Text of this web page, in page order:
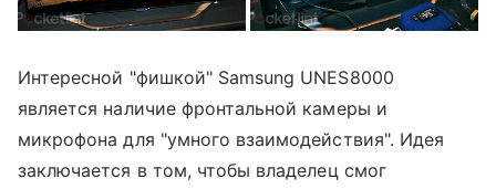
Интересной "фишкой" Samsung UNES8000
является наличие фронтальной камеры и
микрофона для "умного взаимодействия". Идея
заключается в том, чтобы владелец смог